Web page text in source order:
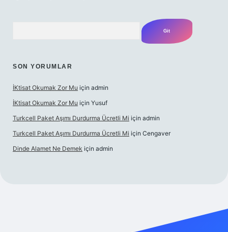
SON YORUMLAR
İKtisat Okumak Zor Mu için admin
İKtisat Okumak Zor Mu için Yusuf
Turkcell Paket Aşımı Durdurma Ücretli Mi için admin
Turkcell Paket Aşımı Durdurma Ücretli Mi için Cengaver
Dinde Alamet Ne Demek için admin